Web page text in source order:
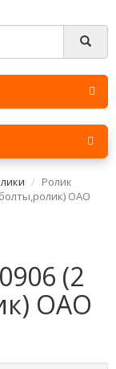
Ролик
ОАО
(2
ОАО